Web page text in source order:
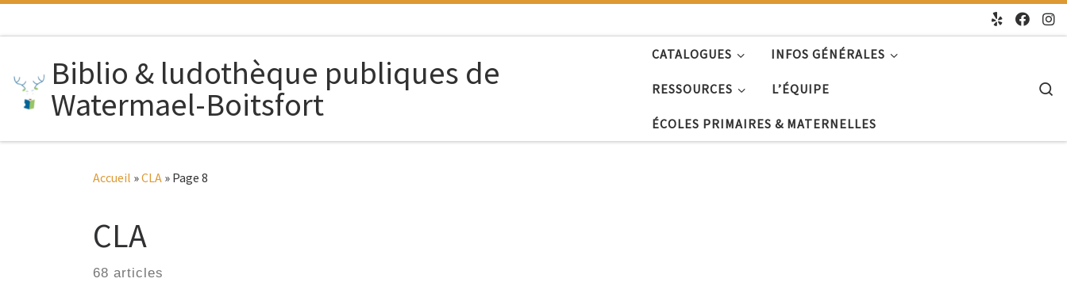
Biblio & ludothèque publiques de
Watermael-Boitsfort
CATALOGUES INFOS GÉNÉRALES
RESSOURCES L’ÉQUIPE
ÉCOLES PRIMAIRES & MATERNELLES
Accueil »CLA » Page 8
CLA
68 articles